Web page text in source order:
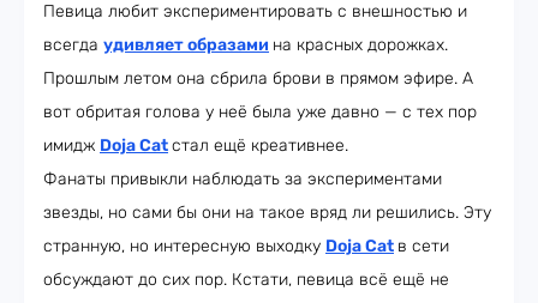
Певица любит экспериментировать с внешностью и
всегда удивляет образами на красных дорожках.
Прошлым летом она сбрила брови в прямом эфире. А
вот обритая голова у неё была уже давно — с тех пор
имидж Doja Catстал ещё креативнее.
Фанаты привыкли наблюдать за экспериментами
звезды, но сами бы они на такое вряд ли решились. Эту
странную, но интересную выходку Doja Cat в сети
обсуждают до сих пор. Кстати, певица всё ещё не